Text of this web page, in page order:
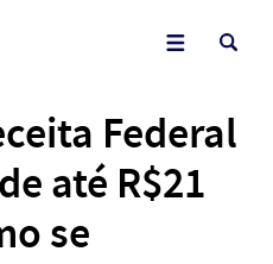
Federal
até R$21
se